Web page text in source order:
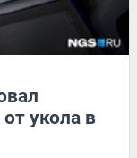
укола в